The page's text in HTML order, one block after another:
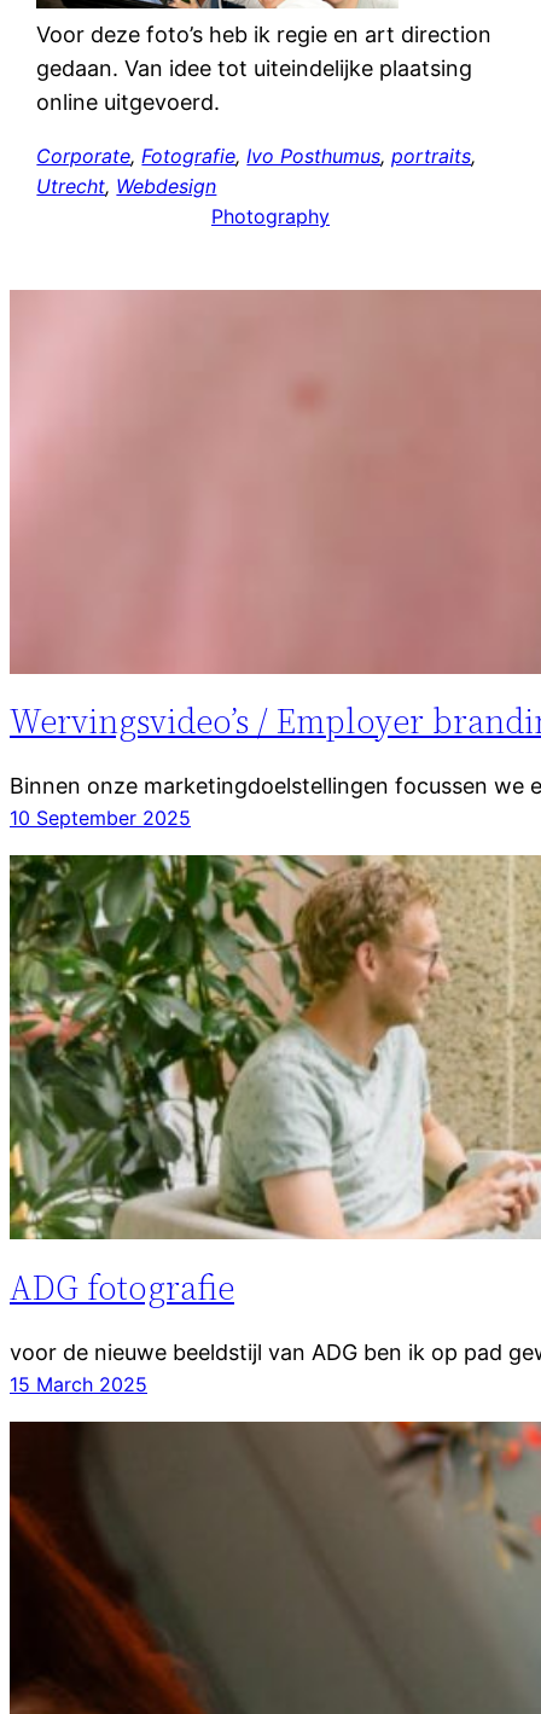
Voor deze foto’s heb ik regie en art direction
gedaan. Van idee tot uiteindelijke plaatsing
online uitgevoerd.
Corporate, Fotografie, Ivo Posthumus, portraits
Utrecht, Webdesign
Photography
Wervingsvideo’s / Employer
Binnen onze marketingdoelstellingen focussen we
10 September 2025
ADG fotografie
voor de nieuwe beeldstijl van ADG ben ik op pad
15 March 2025